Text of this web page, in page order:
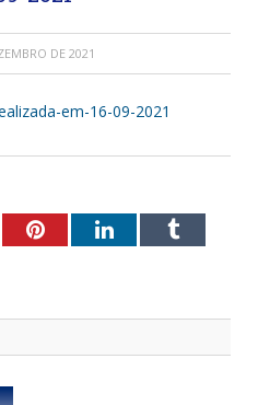
DE 2021
em-16-09-2021
PinterestLinkedInTumblr